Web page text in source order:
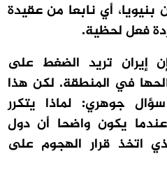
بنيويا، أي نابعا من عقيدة
فعل لحظية.
إيران تريد الضغط على
في المنطقة. لكن هذا
جوهري: لماذا يتكرر
يكون واضحا أن دول
اتخذ قرار الهجوم على